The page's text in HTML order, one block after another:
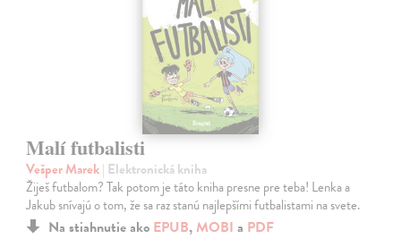
Malí futbalisti
Vešper Marek| Elektronická kniha
Žiješ futbalom? Tak potom je táto kniha presne pre teba! Lenka a
Jakub snívajú o tom, že sa raz stanú najlepšími futbalistami na svete.
Na stiahnutie ako EPUB, MOBI a PDF